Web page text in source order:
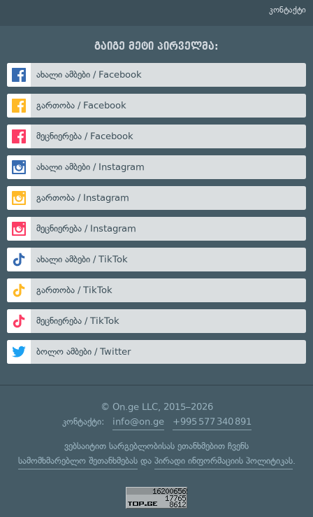
კონტაქტი
გაიგე მეტი პირველმა:
ახალი ამბები / Facebook
გართობა / Facebook
მეცნიერება / Facebook
ახალი ამბები / Instagram
გართობა / Instagram
მეცნიერება / Instagram
ახალი ამბები / TikTok
გართობა / TikTok
მეცნიერება / TikTok
ბოლო ამბები / Twitter
© On.ge LLC, 2015–2026
კონტაქტი: info@on.ge +995 577 340 891
ვებსაიტით სარგებლობისას ეთანხმებით ჩვენს
სამომხმარებლო შეთანხმებასდა პირადი ინფორმაციის პოლიტიკას.